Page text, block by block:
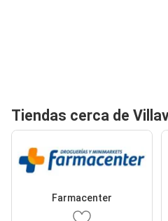
Tiendas cerca de
Farmacenter